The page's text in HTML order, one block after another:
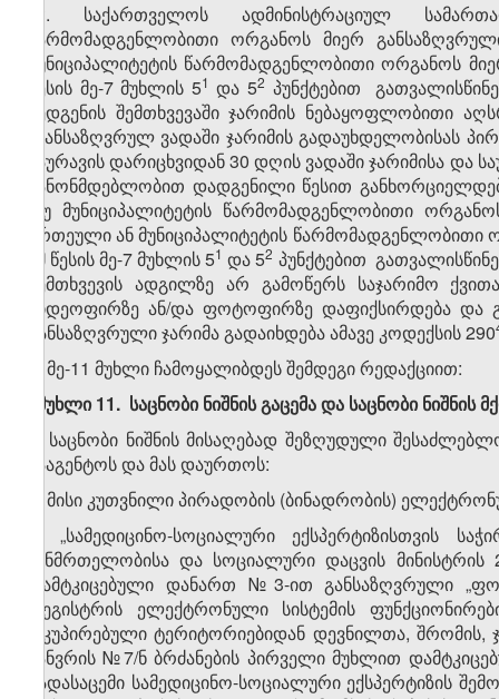
. საქართველოს ადმინისტრაციულ
წარმომადგენლობითი ორგანოს მიერ
მუნიციპალიტეტის წარმომადგენლობითი ორგანოს
წესის მე-7 მუხლის 5​1 და 5​2 პუნქტებით
შედგენის შემთხვევაში ჯარიმის ნებაყოფლობითი
განსაზღვრულ ვადაში ჯარიმის გადაუხდელობისას
საურავის დარიცხვიდან 30 დღის ვადაში ჯარიმისა
კანონმდებლობით დადგენილი წესით
თუ მუნიციპალიტეტის წარმომადგენლობითი
ერთეული ან მუნიციპალიტეტის
ამ წესის მე-7 მუხლის 5​1 და 5​2 პუნქტებით
შემთხვევის ადგილზე არ გამოწერს საჯარიმო
ვიდეოფირზე ან/და ფოტოფირზე დაფიქსირდება და
განსაზღვრული ჯარიმა გადაიხდება ამავე კოდექსის 290
5. მე-11 მუხლი ჩამოყალიბდეს შემდეგი რედაქციით:
„მუხლი 11. საცნობი ნიშნის გაცემა და საცნობი
1. საცნობი ნიშნის მისაღებად შეზღუდული
სააგენტოს და მას დაურთოს:
ა) მისი კუთვნილი პირადობის (ბინადრობის)
ბ) „სამედიცინო-სოციალური ექსპერტიზისთვის
ჯანმრთელობისა და სოციალური დაცვის
დამტკიცებული დანართ №3-ით განსაზღვრული
რეგისტრის ელექტრონული სისტემის
ოკუპირებული ტერიტორიებიდან დევნილთა,
იანვრის №7/ნ ბრძანების პირველი მუხლით
გადასაცემი სამედიცინო-სოციალური ექსპერტიზის